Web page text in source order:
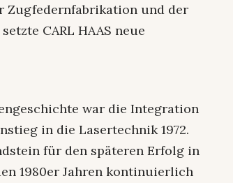
Zugfedernfabrikation und der
CARL HAAS neue
war die Integration
in die Lasertechnik 1972.
für den späteren Erfolg in
1980er Jahren kontinuierlich